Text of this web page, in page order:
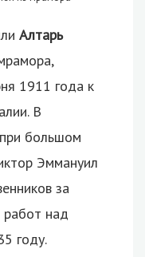
Алтарь
1911 года к
В
большом
Эммануил
за
работ над
году.